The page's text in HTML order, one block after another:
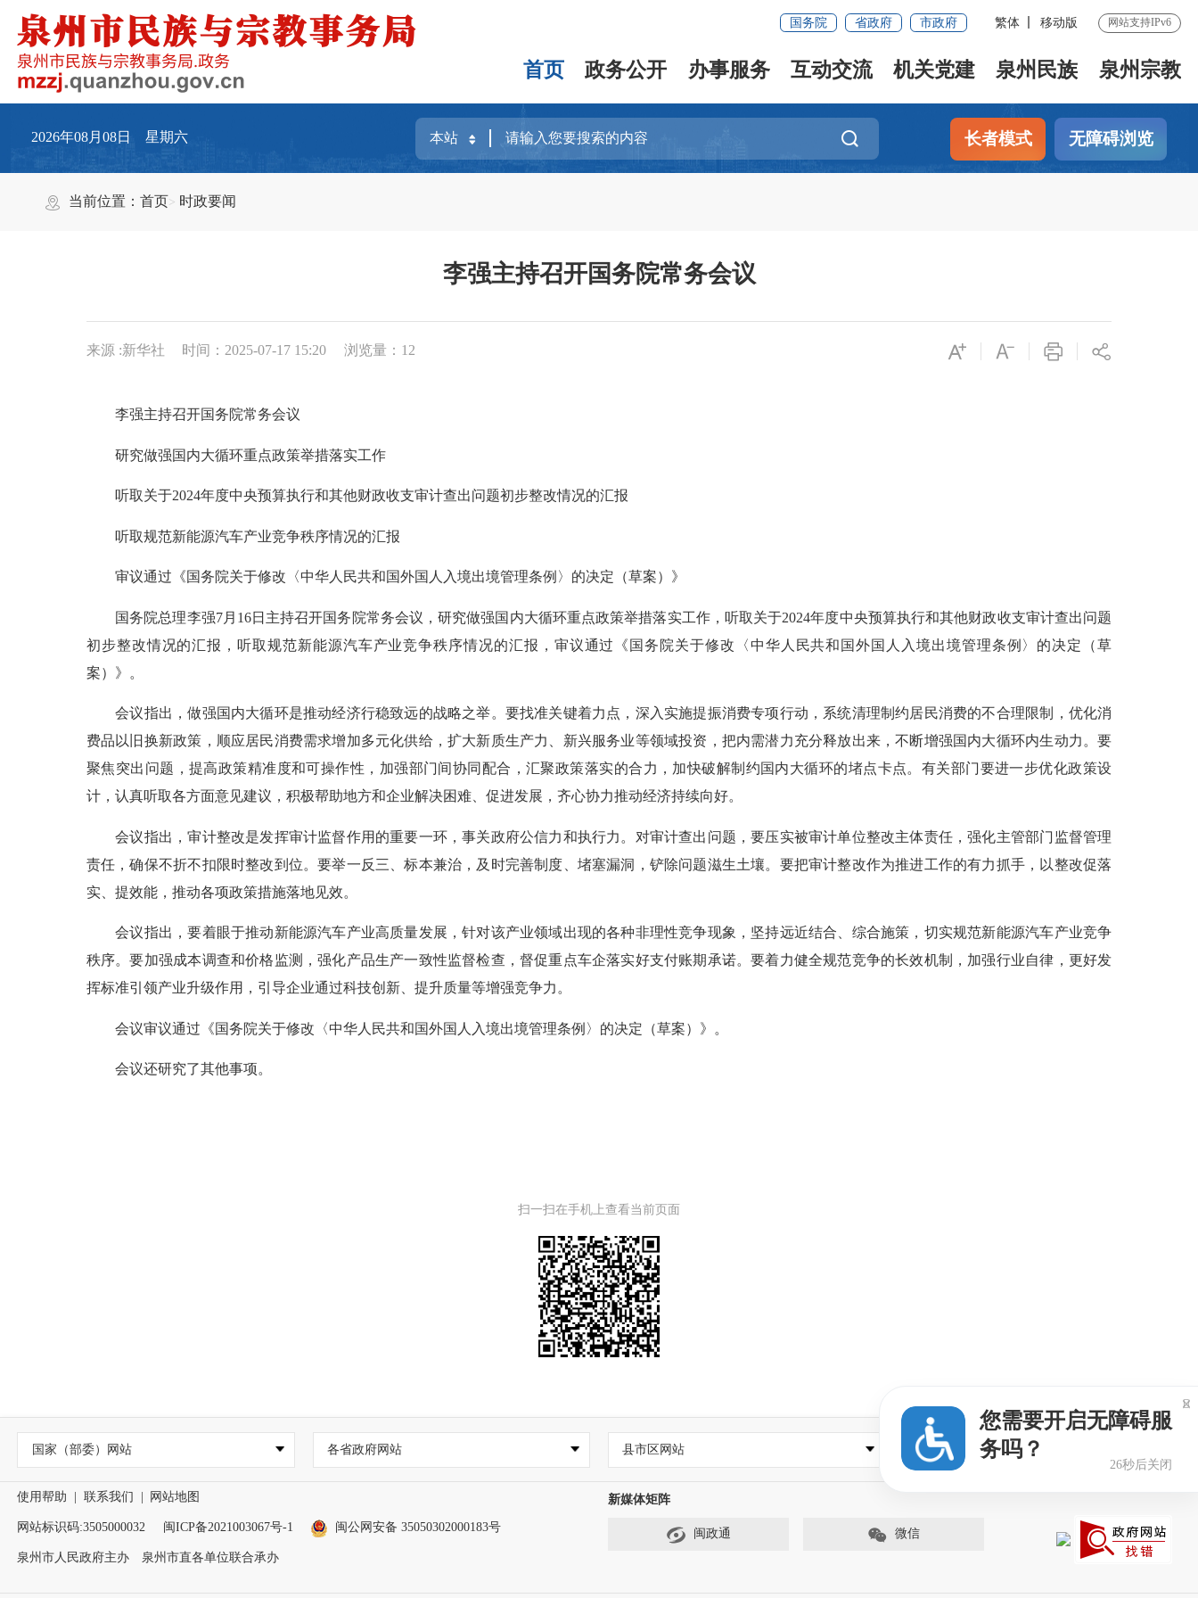
国务院 省政府 市政府 繁体 移动版 网站支持IPv6
首页 政务公开 办事服务 互动交流 机关党建 泉州民族 泉州宗教
2026年08月08日 星期六 长者模式 无障碍浏览
当前位置：首页 时政要闻
李强主持召开国务院常务会议
来源 :新华社 时间：2025-07-17 15:20 浏览量： 12
李强主持召开国务院常务会议
研究做强国内大循环重点政策举措落实工作
听取关于2024年度中央预算执行和其他财政收支审计查出问题初步整改情况的汇报
听取规范新能源汽车产业竞争秩序情况的汇报
审议通过《国务院关于修改〈中华人民共和国外国人入境出境管理条例〉的决定（草案）》
国务院总理李强7月16日主持召开国务院常务会议，研究做强国内大循环重点政策举措落实工作，听取关于2024年度中央预算执行和其他财政收支审计查出问题
初步整改情况的汇报，听取规范新能源汽车产业竞争秩序情况的汇报，审议通过《国务院关于修改〈中华人民共和国外国人入境出境管理条例〉的决定（草
案）》。
会议指出，做强国内大循环是推动经济行稳致远的战略之举。要找准关键着力点，深入实施提振消费专项行动，系统清理制约居民消费的不合理限制，优化消
费品以旧换新政策，顺应居民消费需求增加多元化供给，扩大新质生产力、新兴服务业等领域投资，把内需潜力充分释放出来，不断增强国内大循环内生动力。要
聚焦突出问题，提高政策精准度和可操作性，加强部门间协同配合，汇聚政策落实的合力，加快破解制约国内大循环的堵点卡点。有关部门要进一步优化政策设
计，认真听取各方面意见建议，积极帮助地方和企业解决困难、促进发展，齐心协力推动经济持续向好。
会议指出，审计整改是发挥审计监督作用的重要一环，事关政府公信力和执行力。对审计查出问题，要压实被审计单位整改主体责任，强化主管部门监督管理
责任，确保不折不扣限时整改到位。要举一反三、标本兼治，及时完善制度、堵塞漏洞，铲除问题滋生土壤。要把审计整改作为推进工作的有力抓手，以整改促落
实、提效能，推动各项政策措施落地见效。
会议指出，要着眼于推动新能源汽车产业高质量发展，针对该产业领域出现的各种非理性竞争现象，坚持远近结合、综合施策，切实规范新能源汽车产业竞争
秩序。要加强成本调查和价格监测，强化产品生产一致性监督检查，督促重点车企落实好支付账期承诺。要着力健全规范竞争的长效机制，加强行业自律，更好发
挥标准引领产业升级作用，引导企业通过科技创新、提升质量等增强竞争力。
会议审议通过《国务院关于修改〈中华人民共和国外国人入境出境管理条例〉的决定（草案）》。
会议还研究了其他事项。
扫一扫在手机上查看当前页面
国家（部委）网站 各省政府网站 县市区网站 本市重要网站
使用帮助 联系我们 网站地图
网站标识码:3505000032 闽ICP备2021003067号-1 闽公网安备 35050302000183号
泉州市人民政府主办 泉州市直各单位联合承办
新媒体矩阵
闽政通 微信
您需要开启无障碍服
务吗？
25秒后关闭
